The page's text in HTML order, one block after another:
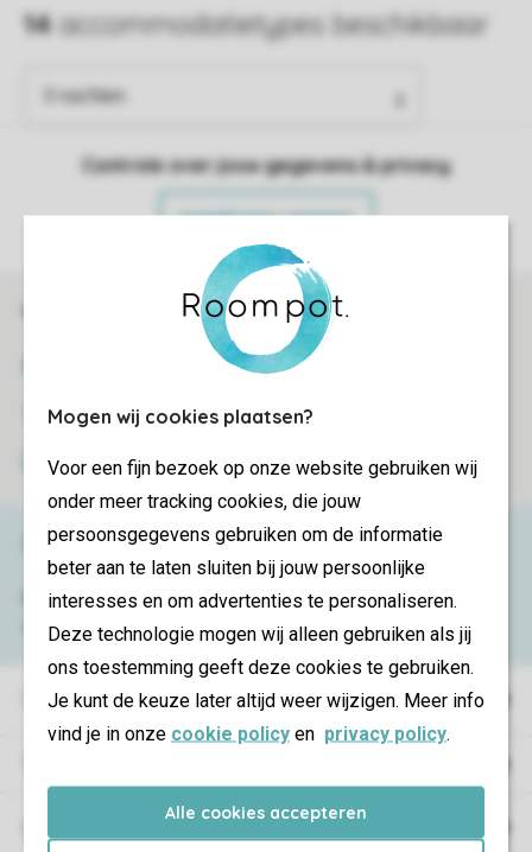
Mogen wij cookies plaatsen?
Voor een fijn bezoek op onze website gebruiken wij
onder meer tracking cookies, die jouw
persoonsgegevens gebruiken om de informatie
beter aan te laten sluiten bij jouw persoonlijke
interesses en om advertenties te personaliseren.
Deze technologie mogen wij alleen gebruiken als jij
ons toestemming geeft deze cookies te gebruiken.
Je kunt de keuze later altijd weer wijzigen. Meer info
vind je in onze cookie policy en privacy policy.
Alle cookies accepteren
Controle over jouw gegevens & privacy
Instellingen wijzigen
Veilig en snel online boeken
Veilige gegevensoverdracht
Veilige betaling
Vakantieparken
Campings
Service & contact
Bekijk deveelgestelde vragenof neem
contact op met het Contact Center .